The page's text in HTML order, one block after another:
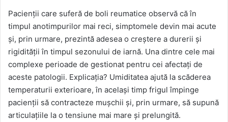
Pacienții care suferă de boli reumatice observă că în
timpul anotimpurilor mai reci, simptomele devin mai acute
și, prin urmare, prezintă adesea o creștere a durerii și
rigidității în timpul sezonului de iarnă. Una dintre cele mai
complexe perioade de gestionat pentru cei afectați de
aceste patologii. Explicația? Umiditatea ajută la scăderea
temperaturii exterioare, în același timp frigul împinge
pacienții să contracteze mușchii și, prin urmare, să supună
articulațiile la o tensiune mai mare și prelungită.